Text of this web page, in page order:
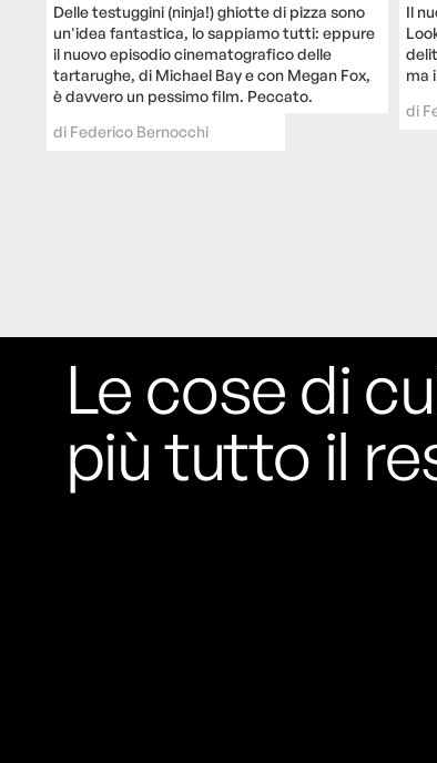
Delle testuggini (ninja!) ghiotte di pizza sono
un'idea fantastica, lo sappiamo tutti: eppure
il nuovo episodio cinematografico delle
tartarughe, di Michael Bay e con Megan Fox,
è davvero un pessimo film. Peccato.
di Federico Bernocchi
Il
ma
di
Le cose di
più tutto il